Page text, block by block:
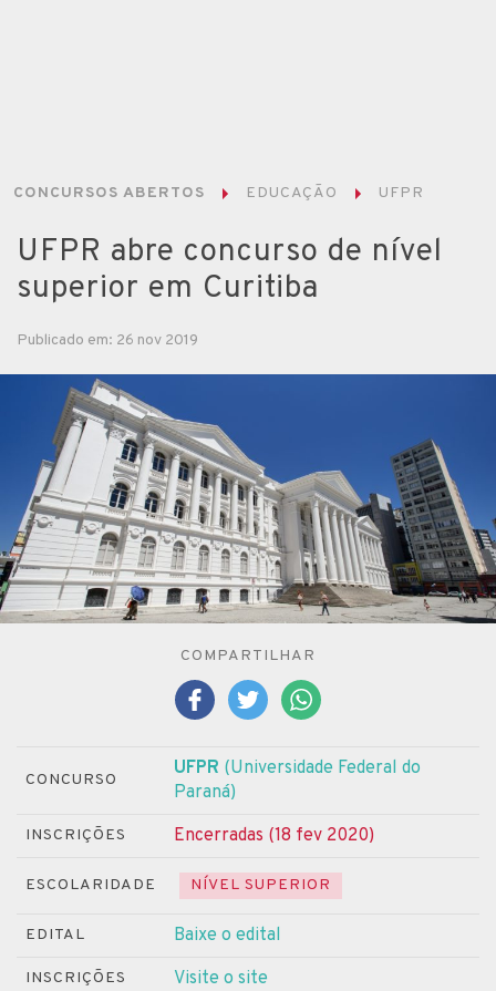
CONCURSOS ABERTOS EDUCAÇÃO UFPR
UFPR abre concurso de nível
superior em Curitiba
Publicado em: 26 nov 2019
COMPARTILHAR
CONCURSO
UFPR (Universidade Federal do
Paraná)
INSCRIÇÕES Encerradas (18 fev 2020)
ESCOLARIDADE NÍVEL SUPERIOR
EDITAL Baixe o edital
INSCRIÇÕES Visite o site